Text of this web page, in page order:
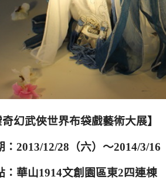
奇幻武俠世界布袋戲藝術大展】
：2013/12/28 （六）～2014/3/16
：華山1914文創園區東2四連棟